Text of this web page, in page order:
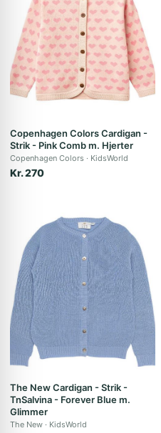
Copenhagen Colors Cardigan -
Strik - Pink Comb m. Hjerter
Copenhagen Colors KidsWorld
Kr. 270
The New Cardigan - Strik -
TnSalvina - Forever Blue m.
Glimmer
The New KidsWorld